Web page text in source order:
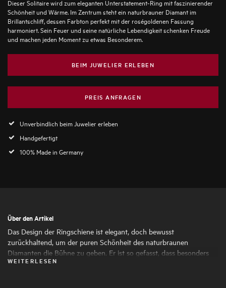
Dieser Solitaire wird zum eleganten Unterstatement-Ring mit faszinierender
Schönheit und Wärme. Im Zentrum steht ein naturbrauner Diamant im
Brillantschliff, dessen Farbton perfekt mit der roségoldenen Fassung
harmoniert. Sein Feuer und seine natürliche Lebendigkeit schenken Freude
und machen jeden Moment zu etwas Besonderem.
BEIM JUWELIER ERLEBEN
PREIS ANFRAGEN
Unverbindlich beim Juwelier erleben
Handgefertigt
100% Made in Germany
Über den Artikel
Das Design der Ringschiene ist elegant, doch bewusst
zurückhaltend, um der puren Schönheit des naturbraunen
Diamanten die Bühne zu geben. Er ist so gefasst, dass besonders
viel Licht in den Brillanten fließen kann und dort sein Feuer immer
WEITERLESEN